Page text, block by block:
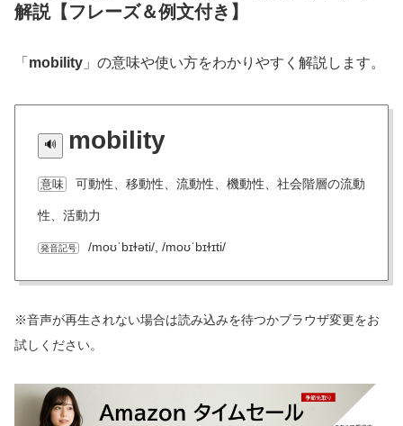
解説【フレーズ＆例文付き】
「 mobility 」の意味や使い方をわかりやすく解説します。
mobility
意味 可動性、移動性、流動性、機動性、社会階層の流動
性、活動力
発音記号 /moʊˈbɪɫəti/, /moʊˈbɪɫɪti/
※音声が再生されない場合は読み込みを待つかブラウザ変更をお
試しください。